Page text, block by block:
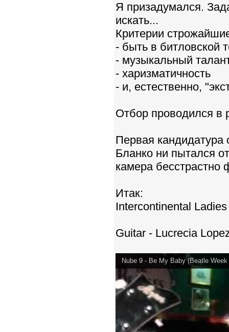
Я призадумался.
искать...
Критерии
- быть в битловской
- музыкальный
- харизматичность
- и, естественно,
Отбор проводился в
Первая кандидатура
Бланко ни пытался
камера бесстрастно
Итак:
Intercontinental
Guitar - Lucrecia
Nube 9 - Be My Baby (Beatle Week